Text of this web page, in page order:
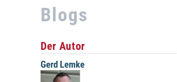
Blogs
Der Autor
Gerd Lemke